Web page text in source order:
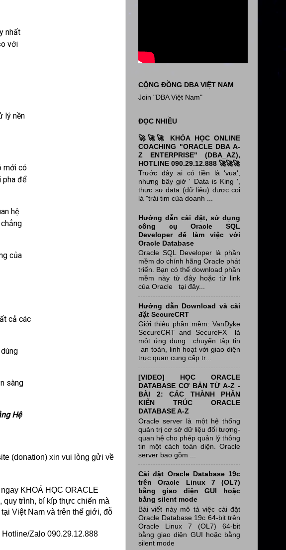
nhất
với
lý nền
mới có
pha để
hệ
của
cả các
sàng
Hệ
(donation) xin vui lòng gửi về
KHOÁ HỌC ORACLE
trình, bí kíp thực chiến mà
Việt Nam và trên thế giới, đỗ
Hotline/Zalo 090.29.12.888
CỘNG ĐỒNG DBA VIỆT NAM
Join "DBA Việt Nam"
ĐỌC NHIỀU
🚀🚀🚀 KHÓA HỌC ONLINE
COACHING "ORACLE DBA A-
Z ENTERPRISE" (DBA_AZ),
HOTLINE 090.29.12.888 🚀🚀🚀
Trước đây ai có tiền là 'vua',
nhưng bây giờ ' Data is King ',
thực sự data (dữ liệu) được coi
là "trái tim của doanh ...
Hướng dẫn cài đặt, sử dụng
công cụ Oracle SQL
Developer để làm việc với
Oracle Database
Oracle SQL Developer là phần
mềm do chính hãng Oracle phát
triển. Bạn có thể download phần
mềm này từ đây hoặc từ link
của Oracle tại đây...
Hướng dẫn Download và cài
đặt SecureCRT
Giới thiệu phần mềm: VanDyke
SecureCRT and SecureFX là
một ứng dụng chuyển tập tin
an toàn, linh hoạt với giao diện
trực quan cung cấp tr...
[VIDEO] HỌC ORACLE
DATABASE CƠ BẢN TỪ A-Z -
BÀI 2: CÁC THÀNH PHẦN
KIẾN TRÚC ORACLE
DATABASE A-Z
Oracle server là một hệ thống
quản trị cơ sở dữ liệu đối tượng-
quan hệ cho phép quản lý thông
tin một cách toàn diện. Oracle
server bao gồm ...
Cài đặt Oracle Database 19c
trên Oracle Linux 7 (OL7)
bằng giao diện GUI hoặc
bằng silent mode
Bài viết này mô tả việc cài đặt
Oracle Database 19c 64-bit trên
Oracle Linux 7 (OL7) 64-bit
bằng giao diện GUI hoặc bằng
silent mode